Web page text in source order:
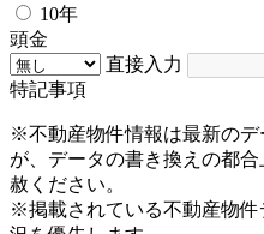
10年
頭金
直接入力
特記事項
※不動産物件情報は最新の
が、データの書き換えの都
赦ください。
※掲載されている不動産物件